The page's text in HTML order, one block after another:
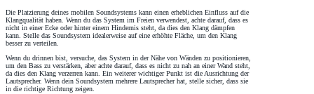
Die Platzierung deines mobilen Soundsystems kann einen erheblichen Einfluss auf die
Klangqualität haben. Wenn du das System im Freien verwendest, achte darauf, dass es
nicht in einer Ecke oder hinter einem Hindernis steht, da dies den Klang dämpfen
kann. Stelle das Soundsystem idealerweise auf eine erhöhte Fläche, um den Klang
besser zu verteilen.
Wenn du drinnen bist, versuche, das System in der Nähe von Wänden zu positionieren,
um den Bass zu verstärken, aber achte darauf, dass es nicht zu nah an einer Wand steht,
da dies den Klang verzerren kann. Ein weiterer wichtiger Punkt ist die Ausrichtung der
Lautsprecher. Wenn dein Soundsystem mehrere Lautsprecher hat, stelle sicher, dass sie
in die richtige Richtung zeigen.